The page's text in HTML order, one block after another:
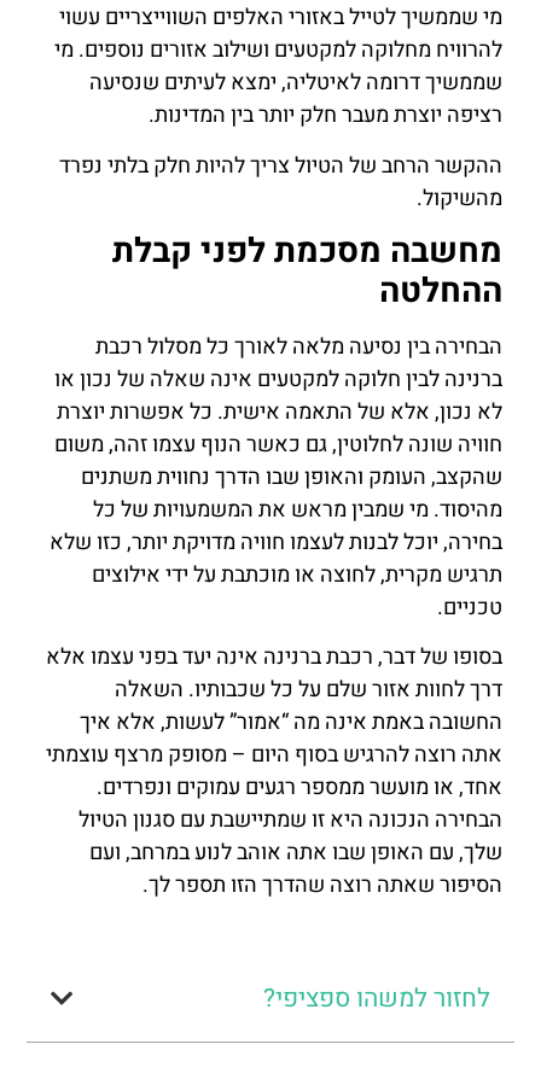
מי שממשיך לטייל באזורי האלפים השווייצריים עשוי
להרוויח מחלוקה למקטעים ושילוב אזורים נוספים. מי
שממשיך דרומה לאיטליה, ימצא לעיתים שנסיעה
רציפה יוצרת מעבר חלק יותר בין המדינות.
ההקשר הרחב של הטיול צריך להיות חלק בלתי נפרד
מהשיקול.
מחשבה מסכמת לפני קבלת
ההחלטה
הבחירה בין נסיעה מלאה לאורך כל מסלול רכבת
ברנינה לבין חלוקה למקטעים אינה שאלה של נכון או
לא נכון, אלא של התאמה אישית. כל אפשרות יוצרת
חוויה שונה לחלוטין, גם כאשר הנוף עצמו זהה, משום
שהקצב, העומק והאופן שבו הדרך נחווית משתנים
מהיסוד. מי שמבין מראש את המשמעויות של כל
בחירה, יוכל לבנות לעצמו חוויה מדויקת יותר, כזו שלא
תרגיש מקרית, לחוצה או מוכתבת על ידי אילוצים
טכניים.
בסופו של דבר, רכבת ברנינה אינה יעד בפני עצמו אלא
דרך לחוות אזור שלם על כל שכבותיו. השאלה
החשובה באמת אינה מה “אמור” לעשות, אלא איך
אתה רוצה להרגיש בסוף היום – מסופק מרצף עוצמתי
אחד, או מועשר ממספר רגעים עמוקים ונפרדים.
הבחירה הנכונה היא זו שמתיישבת עם סגנון הטיול
שלך, עם האופן שבו אתה אוהב לנוע במרחב, ועם
הסיפור שאתה רוצה שהדרך הזו תספר לך.
לחזור למשהו ספציפי?